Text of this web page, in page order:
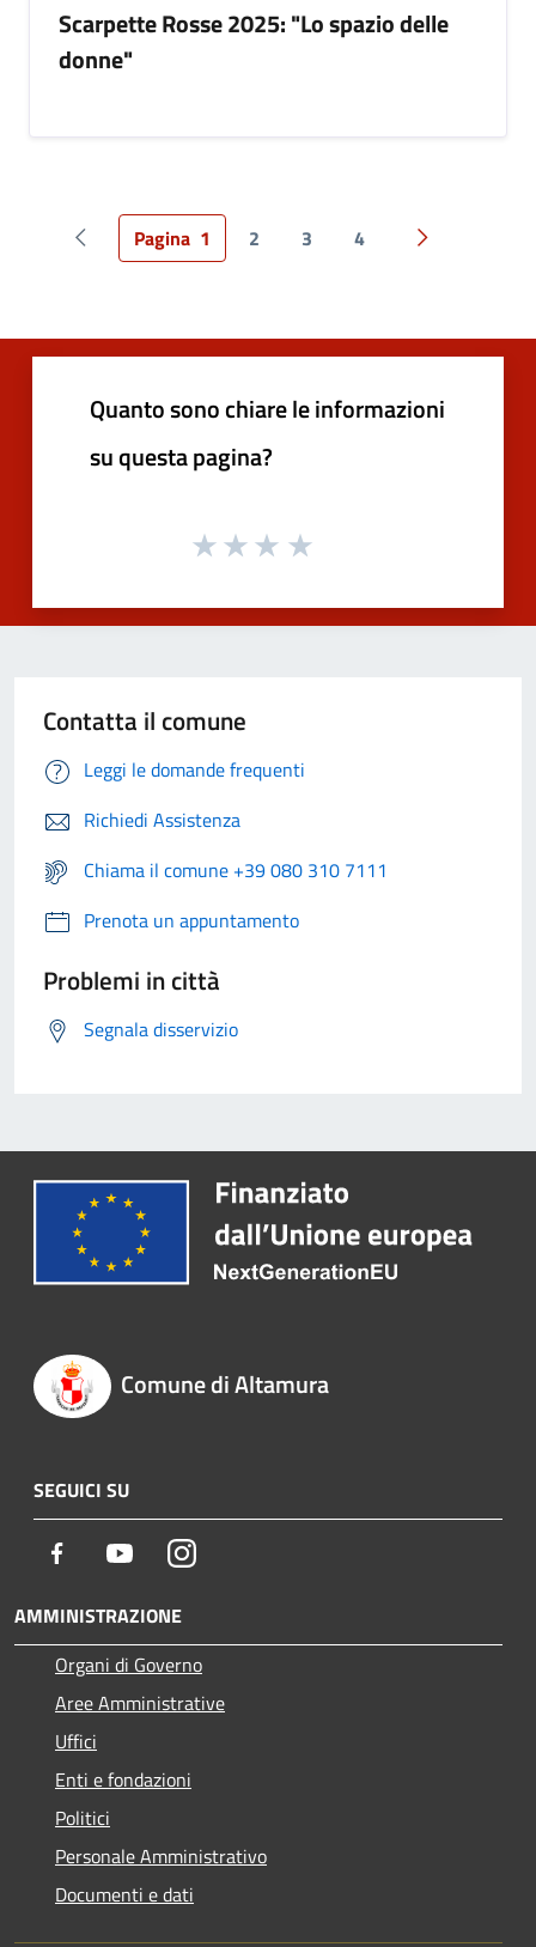
Scarpette Rosse 2025: "Lo spazio delle
donne"
Pagina precedente
Pagina 1 2 3 4 Pagina
Quanto sono chiare le informazioni
su questa pagina?
Contatta il comune
Leggi le domande frequenti
Richiedi Assistenza
Chiama il comune +39 080 310 7111
Prenota un appuntamento
Problemi in città
Segnala disservizio
Comune di Altamura
SEGUICI SU
Facebook YoutubeInstagram
AMMINISTRAZIONE
Organi di Governo
Aree Amministrative
Uffici
Enti e fondazioni
Politici
Personale Amministrativo
Documenti e dati